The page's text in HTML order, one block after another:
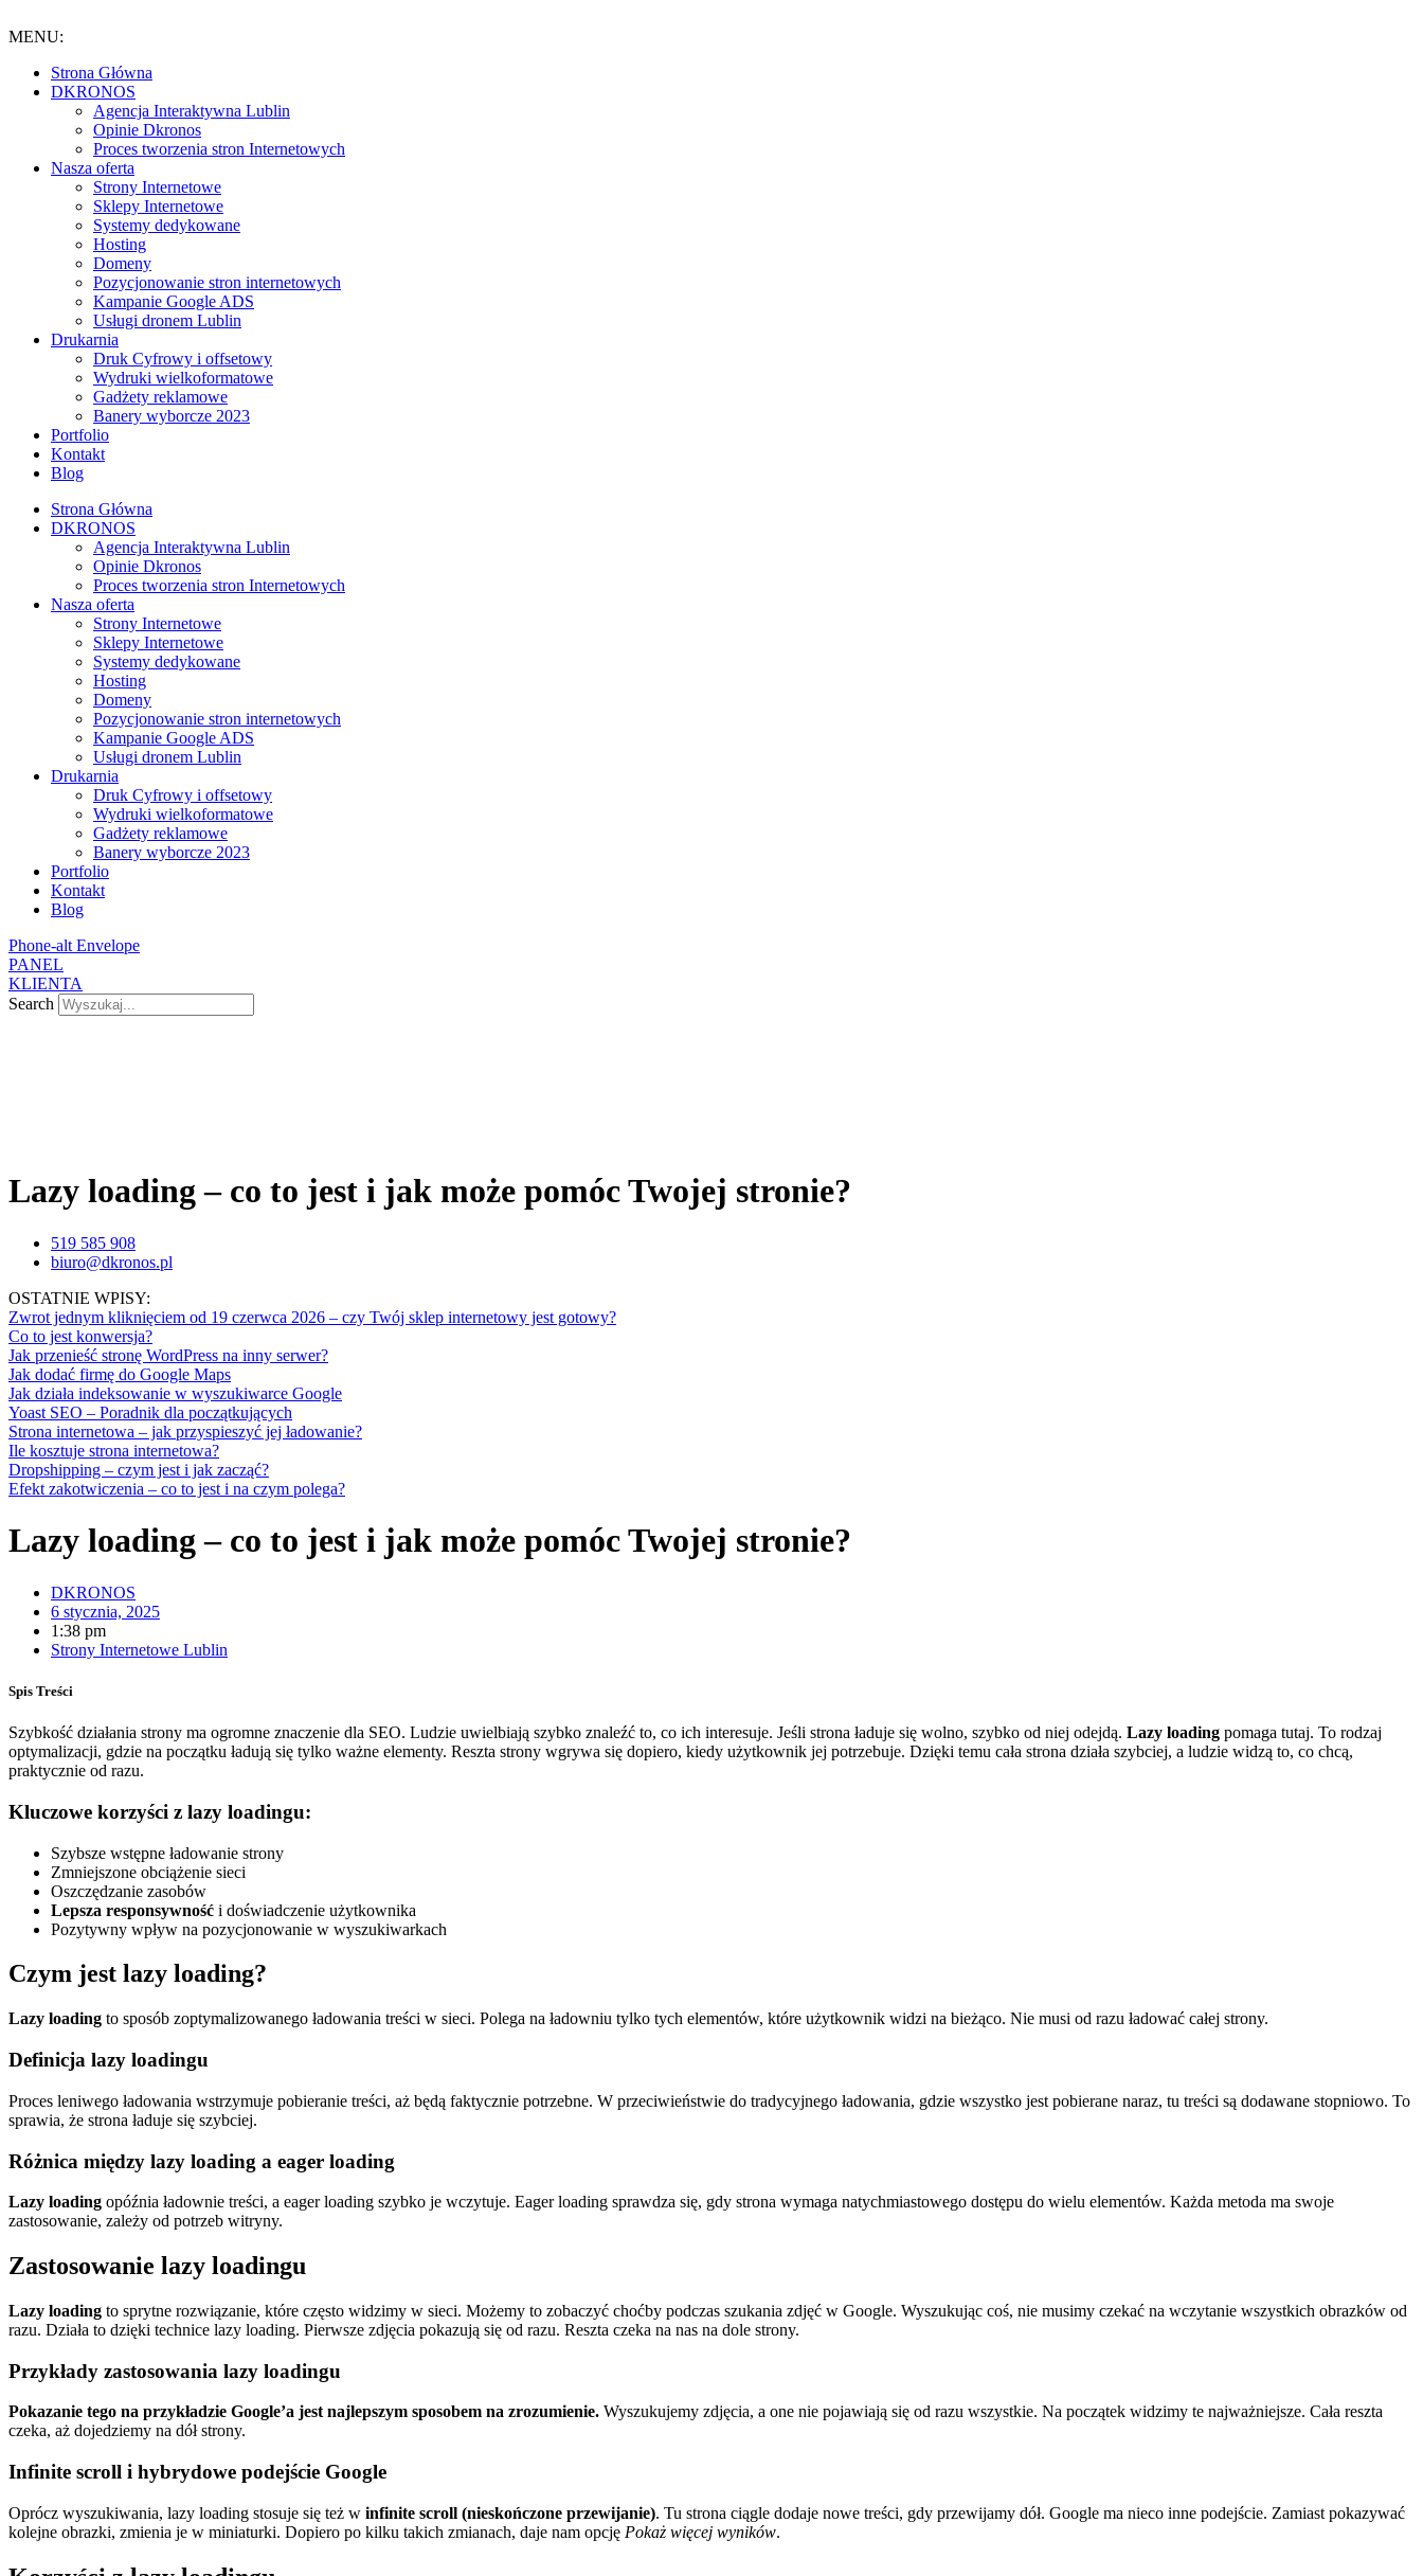
do
MENU:
Strona Główna
DKRONOS
️Agencja Interaktywna Lublin
Opinie Dkronos
Proces tworzenia stron Internetowych
Nasza oferta
Strony Internetowe
Sklepy Internetowe
Systemy dedykowane
Hosting
Domeny
Pozycjonowanie stron internetowych
Kampanie Google ADS
Usługi dronem Lublin
Drukarnia
Druk Cyfrowy i offsetowy
Wydruki wielkoformatowe
Gadżety reklamowe
Banery wyborcze 2023
Portfolio
Kontakt
Blog
Strona Główna
DKRONOS
️Agencja Interaktywna Lublin
Opinie Dkronos
Proces tworzenia stron Internetowych
Nasza oferta
Strony Internetowe
Sklepy Internetowe
Systemy dedykowane
Hosting
Domeny
Pozycjonowanie stron internetowych
Kampanie Google ADS
Usługi dronem Lublin
Drukarnia
Druk Cyfrowy i offsetowy
Wydruki wielkoformatowe
Gadżety reklamowe
Banery wyborcze 2023
Portfolio
Kontakt
Blog
Phone-alt Envelope
PANEL
KLIENTA
Search
Lazy loading – co to jest i jak może pomóc Twojej stronie?
519 585 908
biuro@dkronos.pl
OSTATNIE WPISY:
Zwrot jednym kliknięciem od 19 czerwca 2026 – czy Twój sklep internetowy jest gotowy?
Co to jest konwersja?
Jak przenieść stronę WordPress na inny serwer?
Jak dodać firmę do Google Maps
Jak działa indeksowanie w wyszukiwarce Google
Yoast SEO – Poradnik dla początkujących
Strona internetowa – jak przyspieszyć jej ładowanie?
Ile kosztuje strona internetowa?
Dropshipping – czym jest i jak zacząć?
Efekt zakotwiczenia – co to jest i na czym polega?
Lazy loading – co to jest i jak może pomóc Twojej stronie?
DKRONOS
6 stycznia, 2025
1:38 pm
Strony Internetowe Lublin
Spis Treści
Szybkość działania strony ma ogromne znaczenie dla SEO. Ludzie uwielbiają szybko znaleźć to, co ich interesuje. Jeśli strona ładuje się wolno, szybko od niej odejdą. Lazy loading pomaga tutaj. To rodzaj
optymalizacji, gdzie na początku ładują się tylko ważne elementy. Reszta strony wgrywa się dopiero, kiedy użytkownik jej potrzebuje. Dzięki temu cała strona działa szybciej, a ludzie widzą to, co chcą,
praktycznie od razu.
Kluczowe korzyści z lazy loadingu:
Szybsze wstępne ładowanie strony
Zmniejszone obciążenie sieci
Oszczędzanie zasobów
Lepsza responsywność i doświadczenie użytkownika
Pozytywny wpływ na pozycjonowanie w wyszukiwarkach
Czym jest lazy loading?
Lazy loading to sposób zoptymalizowanego ładowania treści w sieci. Polega na ładowniu tylko tych elementów, które użytkownik widzi na bieżąco. Nie musi od razu ładować całej strony.
Definicja lazy loadingu
Proces leniwego ładowania wstrzymuje pobieranie treści, aż będą faktycznie potrzebne. W przeciwieństwie do tradycyjnego ładowania, gdzie wszystko jest pobierane naraz, tu treści są dodawane stopniowo. To
sprawia, że strona ładuje się szybciej.
Różnica między lazy loading a eager loading
Lazy loading opóźnia ładownie treści, a eager loading szybko je wczytuje. Eager loading sprawdza się, gdy strona wymaga natychmiastowego dostępu do wielu elementów. Każda metoda ma swoje
zastosowanie, zależy od potrzeb witryny.
Zastosowanie lazy loadingu
Lazy loading to sprytne rozwiązanie, które często widzimy w sieci. Możemy to zobaczyć choćby podczas szukania zdjęć w Google. Wyszukując coś, nie musimy czekać na wczytanie wszystkich obrazków od
razu. Działa to dzięki technice lazy loading. Pierwsze zdjęcia pokazują się od razu. Reszta czeka na nas na dole strony.
Przykłady zastosowania lazy loadingu
Pokazanie tego na przykładzie Google’a jest najlepszym sposobem na zrozumienie. Wyszukujemy zdjęcia, a one nie pojawiają się od razu wszystkie. Na początek widzimy te najważniejsze. Cała reszta
czeka, aż dojedziemy na dół strony.
Infinite scroll i hybrydowe podejście Google
Oprócz wyszukiwania, lazy loading stosuje się też w infinite scroll (nieskończone przewijanie). Tu strona ciągle dodaje nowe treści, gdy przewijamy dół. Google ma nieco inne podejście. Zamiast pokazywać
kolejne obrazki, zmienia je w miniaturki. Dopiero po kilku takich zmianach, daje nam opcję Pokaż więcej wyników.